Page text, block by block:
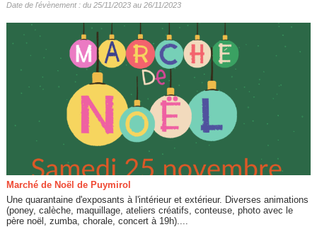
Date de l'évènement : du 25/11/2023 au 26/11/2023
Marché de Noël de Puymirol
Une quarantaine d'exposants à l'intérieur et extérieur. Diverses animations
(poney, calèche, maquillage, ateliers créatifs, conteuse, photo avec le
père noël, zumba, chorale, concert à 19h)....